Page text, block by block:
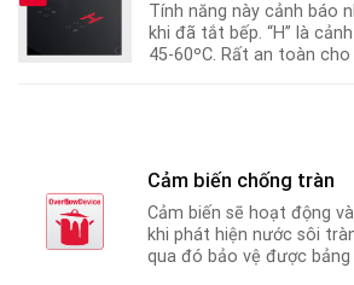
Tính năng này cảnh báo
khi đã tắt bếp. “H” là
45-60ºC. Rất an toàn
Cảm biến chống tràn
Cảm biến sẽ hoạt động
khi phát hiện nước sôi
qua đó bảo vệ được